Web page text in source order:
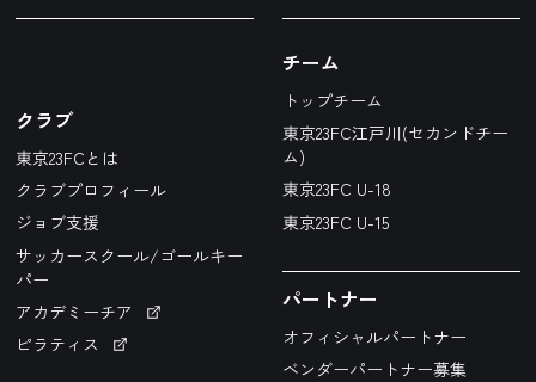
クラブ
東京23FCとは
クラブプロフィール
ジョブ支援
サッカースクール/ゴールキー
パー
アカデミーチア
ピラティス
チーム
トップチーム
東京23FC江戸川(セカンドチー
ム)
東京23FC U-18
東京23FC U-15
パートナー
オフィシャルパートナー
ベンダーパートナー募集